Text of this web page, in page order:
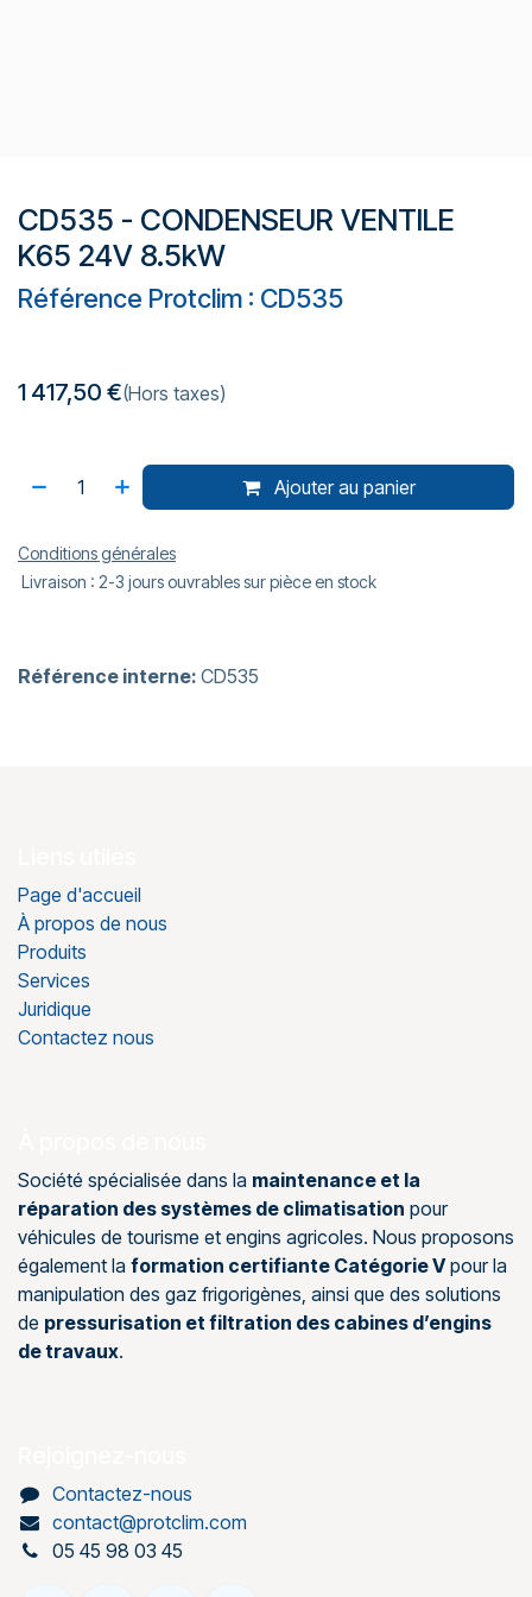
CD535 - CONDENSEUR VENTILE
K65 24V 8.5kW
Référence Protclim : CD535
1 417,50 €(Hors taxes)
Ajouter au panier
Conditions générales
Livraison : 2-3 jours ouvrables sur pièce en stock
Référence interne: CD535
Page d'accueil
À propos de nous
Produits
Services
Juridique
Contactez nous
Société spécialisée dans la maintenance et la
réparation des systèmes de climatisation pour
véhicules de tourisme et engins agricoles. Nous proposons
également la formation certifiante Catégorie Vpour la
manipulation des gaz frigorigènes, ainsi que des solutions
de pressurisation et filtration des cabines d’engins
de travaux.
Contactez-nous
contact@protclim.com
05 45 98 03 45